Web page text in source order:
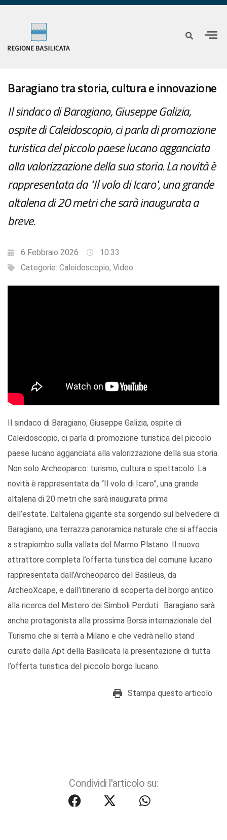
Baragiano tra storia, cultura e innovazione
Il sindaco di Baragiano, Giuseppe Galizia,
ospite di Caleidoscopio, ci parla di promozione
turistica del piccolo paese lucano agganciata
alla valorizzazione della sua storia. La novità è
rappresentata da "Il volo di Icaro", una grande
altalena di 20 metri che sarà inaugurata a
breve.
6 Febbraio 2026
10:33
Categorie: Caleidoscopio, Video
Il sindaco di Baragiano, Giuseppe Galizia, ospite di
Caleidoscopio, ci parla di promozione turistica del piccolo
paese lucano agganciata alla valorizzazione della sua storia.
Non solo Archeoparco: turismo, cultura e spettacolo. La
novità è rappresentata da “Il volo di Icaro”, una grande
altalena di 20 metri che sarà inaugurata prima
dell’estate. L’altalena gigante sta sorgendo sul belvedere di
Baragiano, una terrazza panoramica naturale che si affaccia
a strapiombo sulla vallata del Marmo Platano. Il nuovo
attrattore completa l’offerta turistica del comune lucano
rappresentata dall’Archeoparco del Basileus, da
ArcheoXcape, e dall’itinerario di scoperta del borgo antico
alla ricerca del Mistero dei Simboli Perduti. Baragiano sarà
anche protagonista alla prossima Borsa internazionale del
Turismo che si terrà a Milano e che vedrà nello stand
curato dalla Apt della Basilicata la presentazione di tutta
l’offerta turistica del piccolo borgo lucano.
Stampa questo articolo
Condividi l'articolo su: